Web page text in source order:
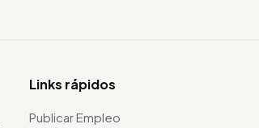
Links rápidos
Publicar Empleo